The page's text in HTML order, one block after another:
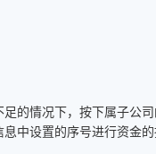
的情况下，按下属子公
中设置的序号进行资金